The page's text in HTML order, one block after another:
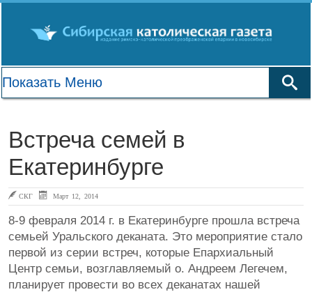
Встреча семей в
Екатеринбурге
СКГ Март 12, 2014
8-9 февраля 2014 г. в Екатеринбурге прошла встреча
семьей Уральского деканата. Это мероприятие стало
первой из серии встреч, которые Епархиальный
Центр семьи, возглавляемый о. Андреем Легечем,
планирует провести во всех деканатах нашей